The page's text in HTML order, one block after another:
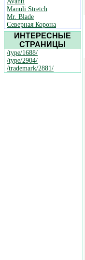
Manuli Stretch
Mr. Blade
Северная Корона
ИНТЕРЕСНЫЕ
СТРАНИЦЫ
/type/1688/
/type/2904/
/trademark/2881/